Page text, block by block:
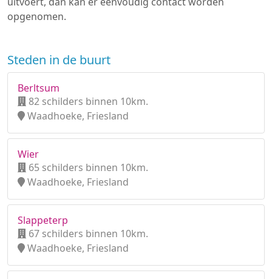
opgenomen.
Steden in de buurt
Berltsum
82 schilders binnen 10km.
Waadhoeke, Friesland
Wier
65 schilders binnen 10km.
Waadhoeke, Friesland
Slappeterp
67 schilders binnen 10km.
Waadhoeke, Friesland